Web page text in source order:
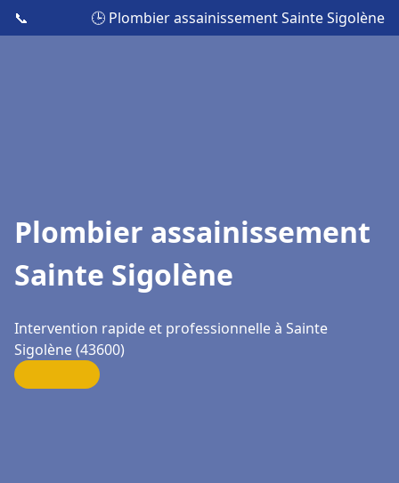
📞 🕒 Plombier assainissement Sainte Sigolène
Plombier assainissement
Sainte Sigolène
Intervention rapide et professionnelle à Sainte
Sigolène (43600)